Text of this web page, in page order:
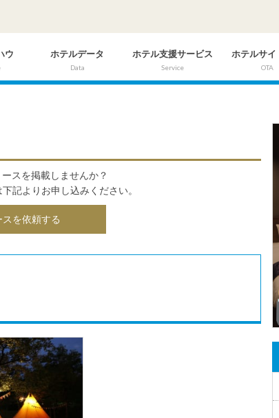
ウ ホテルデータ
Data
ホテル支援サービス
Service
ホテルサイ
OTA
スを掲載しませんか？
記よりお申し込みください。
を依頼する